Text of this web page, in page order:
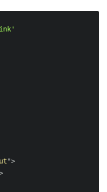
追加
スポート
ズ
">